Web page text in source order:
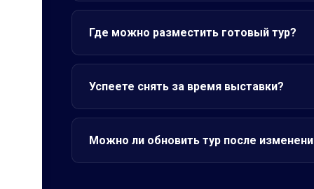
Где можно разместить готовый тур?
Успеете снять за время выставки?
Можно ли обновить тур после